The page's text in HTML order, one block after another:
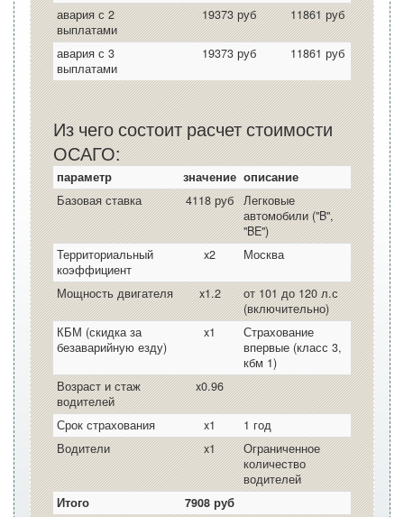
авария с 2
выплатами
19373 руб 11861 руб
авария с 3
выплатами
19373 руб 11861 руб
Из чего состоит расчет стоимости
ОСАГО:
параметр значение описание
Базовая ставка
4118 руб
Легковые
автомобили ("B",
"BE")
Территориальный
коэффициент
x2 Москва
Мощность двигателя x1.2
от 101 до 120 л.с
(включительно)
КБМ (скидка за
безаварийную езду)
x1
Страхование
впервые (класс 3,
кбм 1)
Возраст и стаж
водителей
x0.96
Срок страхования x1
1 год
Водители
x1
Ограниченное
количество
водителей
Итого
7908 руб